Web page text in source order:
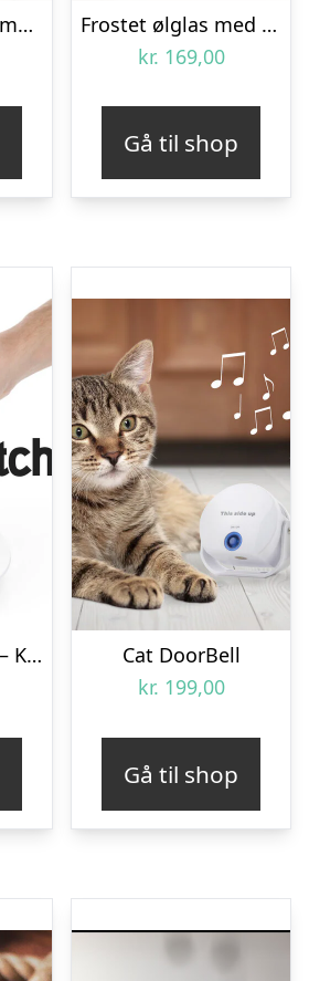
Premium T-shirt med foto – AI-tryk
Frostet ølglas med egen tekst – Fødselsdagsdesign
kr. 169,00
Gå til shop
2-in-1 Marinator – KitchPro
Cat DoorBell
kr. 199,00
Gå til shop